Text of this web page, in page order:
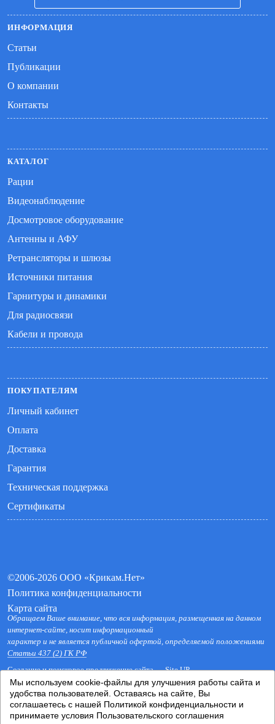
ИНФОРМАЦИЯ
Статьи
Публикации
О компании
Контакты
КАТАЛОГ
Рации
Видеонаблюдение
Досмотровое оборудование
Антенны и АФУ
Ретрансляторы и шлюзы
Источники питания
Гарнитуры и динамики
Для радиосвязи
Кабели и провода
ПОКУПАТЕЛЯМ
Личный кабинет
Оплата
Доставка
Гарантия
Техническая поддержка
Сертификаты
©2006-2026 ООО «Крикам.Нет»
Политика конфиденциальности
Карта сайта
Обращаем Ваше внимание, что вся информация, размещенная на данном
интернет-сайте, носит информационный
характер и не является публичной офертой, определяемой положениями
Статьи 437 (2) ГК РФ
Создание и поисковое продвижение сайта —Site UP
До получения подарка осталось:
Мы используем cookie-файлы для улучшения работы сайта и
удобства пользователей. Оставаясь на сайте, Вы
соглашаетесь с нашей Политикой конфиденциальности и
принимаете условия Пользовательского соглашения